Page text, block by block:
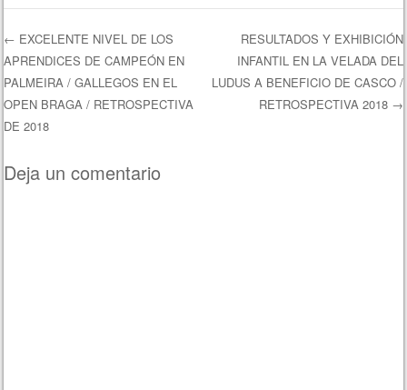
Navegación de entradas
← EXCELENTE NIVEL DE LOS
APRENDICES DE CAMPEÓN EN
PALMEIRA / GALLEGOS EN EL
OPEN BRAGA / RETROSPECTIVA
DE 2018
RESULTADOS Y EXHIBICIÓN
INFANTIL EN LA VELADA DEL
LUDUS A BENEFICIO DE CASCO /
RETROSPECTIVA 2018 →
Deja un comentario